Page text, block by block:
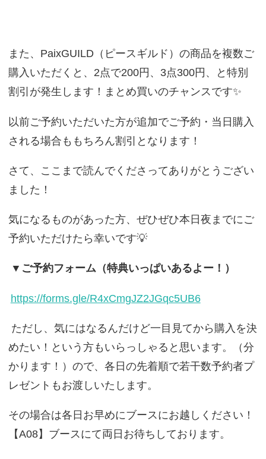
また、PaixGUILD（ピースギルド）の商品を複数ご
購入いただくと、2点で200円、3点300円、と特別
割引が発生します！まとめ買いのチャンスです✨️
以前ご予約いただいた方が追加でご予約・当日購入
される場合ももちろん割引となります！
さて、ここまで読んでくださってありがとうござい
ました！
気になるものがあった方、ぜひぜひ本日夜までにご
予約いただけたら幸いです💡
▼ご予約フォーム（特典いっぱいあるよー！）
https://forms.gle/R4xCmgJZ2JGqc5UB6
ただし、気にはなるんだけど一目見てから購入を決
めたい！という方もいらっしゃると思います。（分
かります！）ので、各日の先着順で若干数予約者プ
レゼントもお渡しいたします。
その場合は各日お早めにブースにお越しください！
【A08】ブースにて両日お待ちしております。